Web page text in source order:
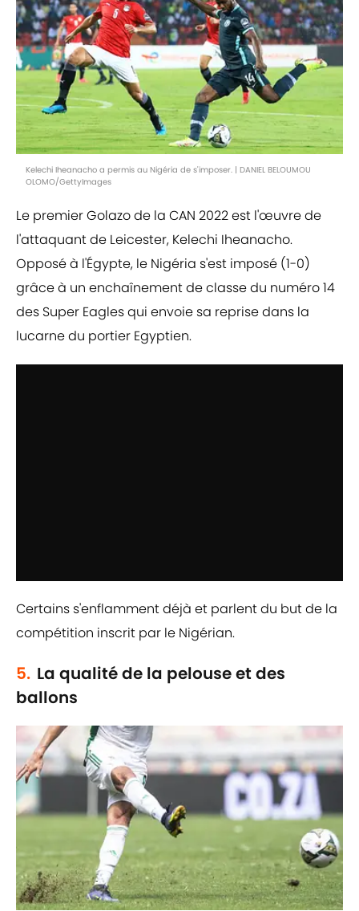
Kelechi Iheanacho a permis au Nigéria de s'imposer. | DANIEL BELOUMOU
OLOMO/GettyImages
Le premier Golazo de la CAN 2022 est l'œuvre de
l'attaquant de Leicester, Kelechi Iheanacho.
Opposé à l'Égypte, le Nigéria s'est imposé (1-0)
grâce à un enchaînement de classe du numéro 14
des Super Eagles qui envoie sa reprise dans la
lucarne du portier Egyptien.
Certains s'enflamment déjà et parlent du but de la
compétition inscrit par le Nigérian.
5. La qualité de la pelouse et des
ballons